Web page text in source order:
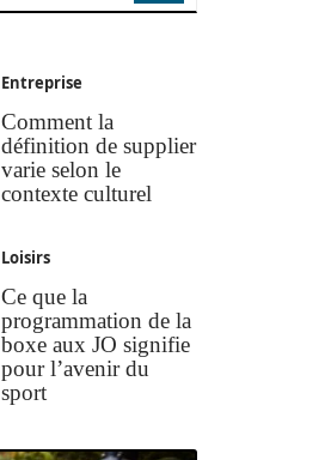
Entreprise
Comment la
définition de supplier
varie selon le
contexte culturel
Loisirs
Ce que la
programmation de la
boxe aux JO signifie
pour l’avenir du
sport